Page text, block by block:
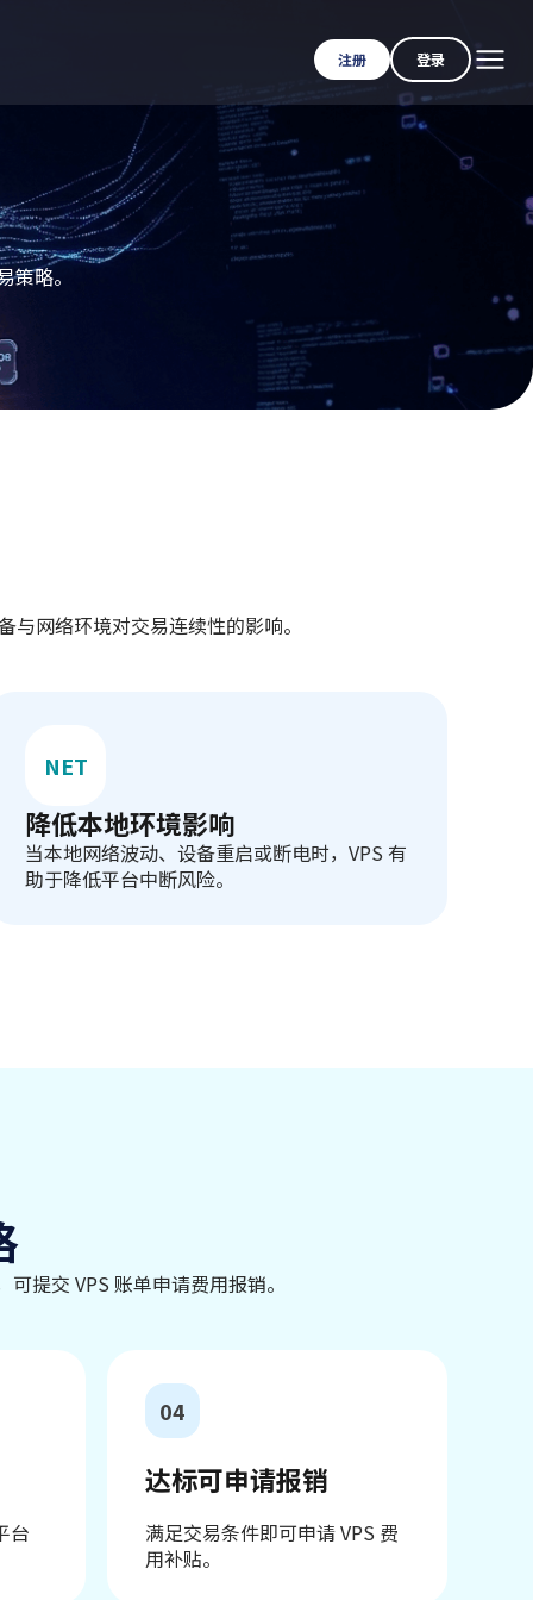
注册 登录
略。
网络环境对交易连续性的影响。
NET
降低本地环境影响
当本地网络波动、设备重启或断电时，VPS 有
助于降低平台中断风险。
提交 VPS 账单申请费用报销。
台
04
达标可申请报销
满足交易条件即可申请 VPS 费
用补贴。